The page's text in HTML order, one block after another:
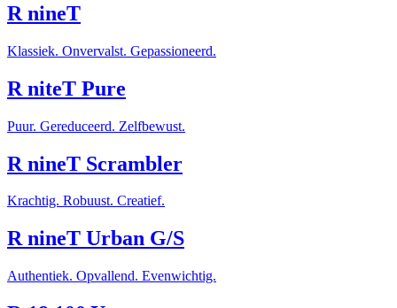
R nineT
Klassiek. Onvervalst. Gepassioneerd.
R niteT Pure
Puur. Gereduceerd. Zelfbewust.
R nineT Scrambler
Krachtig. Robuust. Creatief.
R nineT Urban G/S
Authentiek. Opvallend. Evenwichtig.